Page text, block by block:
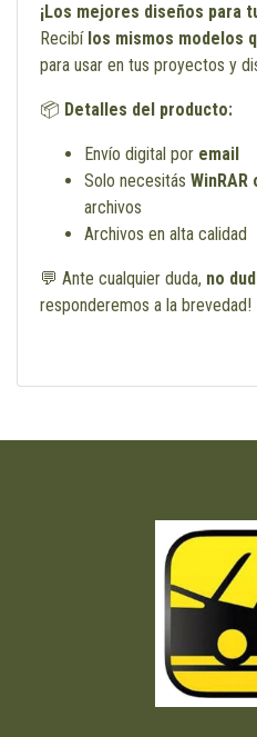
¡Los mejores diseños para
Recibí los mismos modelos
para usar en tus proyectos y
📦 Detalles del producto:
Envío digital por email
Solo necesitás WinRAR
archivos
Archivos en alta calidad
💬 Ante cualquier duda, no
responderemos a la brevedad!